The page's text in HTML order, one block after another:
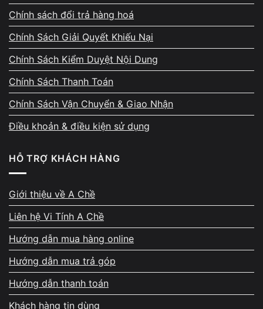
tế.
Thanh toán ngay – đủ – có
biên nhận rõ ràng
ngay bằng tiền mặt hoặc chuyển khoản. Biên
giá, thời gian và thông tin đối soát. Máy
không bị giữ lại chờ xử lý, không hẹn sang
ngày hôm sau. Cam kết giao dịch rõ ràng từ
đầu đến cuối.
Chính sách đổi trả hàng hoá
Chính Sách Giải Quyết Khiếu Nại
Chính Sách Kiểm Duyệt Nội Dung
Chính Sách Thanh Toán
Chính Sách Vận Chuyển & Giao Nhận
Điều khoản & điều kiện sử dụng
HỖ TRỢ KHÁCH HÀNG
Giới thiệu về A Chề
Liên hệ Vi Tính A Chề
Hướng dẫn mua hàng online
Hướng dẫn mua trả góp
Hướng dẫn thanh toán
Khách hàng tin dùng